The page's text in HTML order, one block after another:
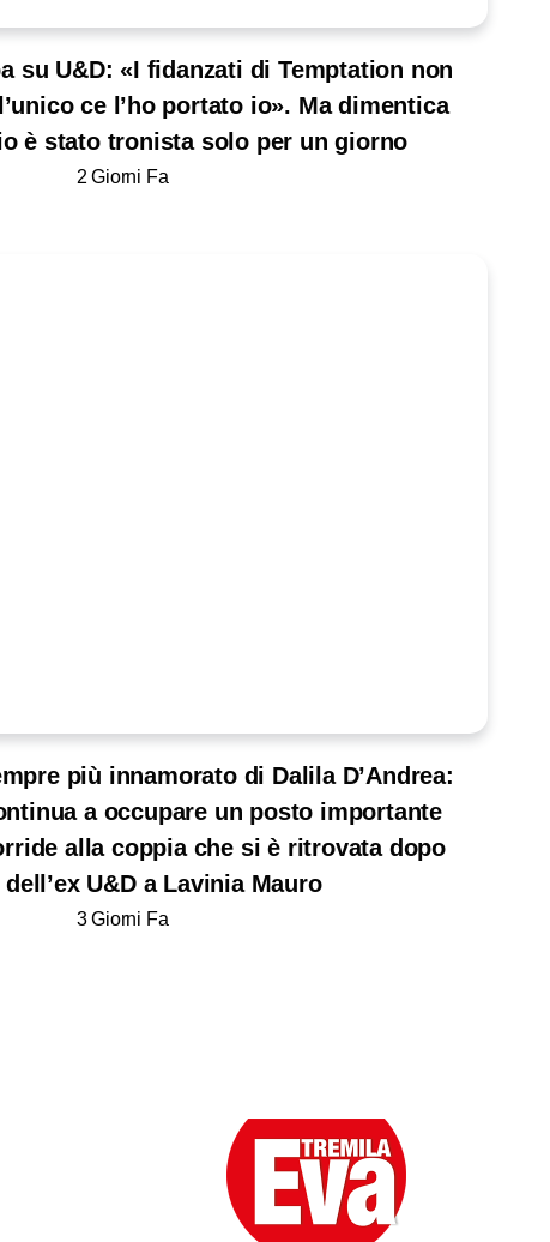
su U&D: «I fidanzati di Temptation non
ce l’ho portato io». Ma dimentica
è stato tronista solo per un giorno
2 Giorni Fa
più innamorato di Dalila D’Andrea:
a occupare un posto importante
alla coppia che si è ritrovata dopo
dell’ex U&D a Lavinia Mauro
3 Giorni Fa